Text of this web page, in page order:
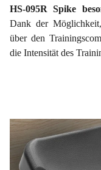
HS-095R Spike
Dank der
über den
die Intensität des